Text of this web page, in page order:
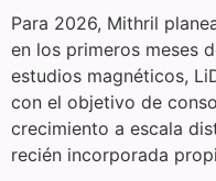
Para 2026, Mithril
en los primeros meses
estudios magnéticos,
con el objetivo de
crecimiento a escala
recién incorporada